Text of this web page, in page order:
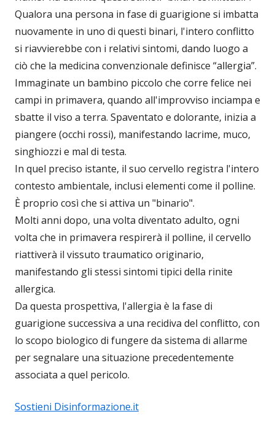
Qualora una persona in fase di guarigione si imbatta
nuovamente in uno di questi binari, l'intero conflitto
si riavvierebbe con i relativi sintomi, dando luogo a
ciò che la medicina convenzionale definisce “allergia”.
Immaginate un bambino piccolo che corre felice nei
campi in primavera, quando all'improvviso inciampa e
sbatte il viso a terra. Spaventato e dolorante, inizia a
piangere (occhi rossi), manifestando lacrime, muco,
singhiozzi e mal di testa.
In quel preciso istante, il suo cervello registra l'intero
contesto ambientale, inclusi elementi come il polline.
È proprio così che si attiva un "binario".
Molti anni dopo, una volta diventato adulto, ogni
volta che in primavera respirerà il polline, il cervello
riattiverà il vissuto traumatico originario,
manifestando gli stessi sintomi tipici della rinite
allergica.
Da questa prospettiva, l'allergia è la fase di
guarigione successiva a una recidiva del conflitto, con
lo scopo biologico di fungere da sistema di allarme
per segnalare una situazione precedentemente
associata a quel pericolo.
Sostieni Disinformazione.it